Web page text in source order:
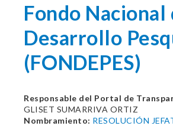
Fondo Nacional
Desarrollo
(FONDEPES)
Responsable del Portal de
GLISET SUMARRIVA ORTIZ
Nombramiento: RESOLUCIÓN